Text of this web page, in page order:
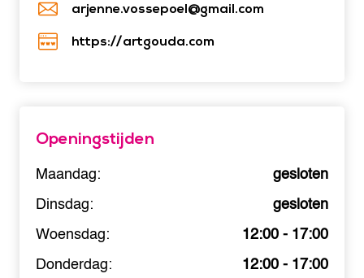
arjenne.vossepoel@gmail.com
https://artgouda.com
Openingstijden
Maandag:
gesloten
Dinsdag:
gesloten
Woensdag:
12:00 - 17:00
Donderdag:
12:00 - 17:00